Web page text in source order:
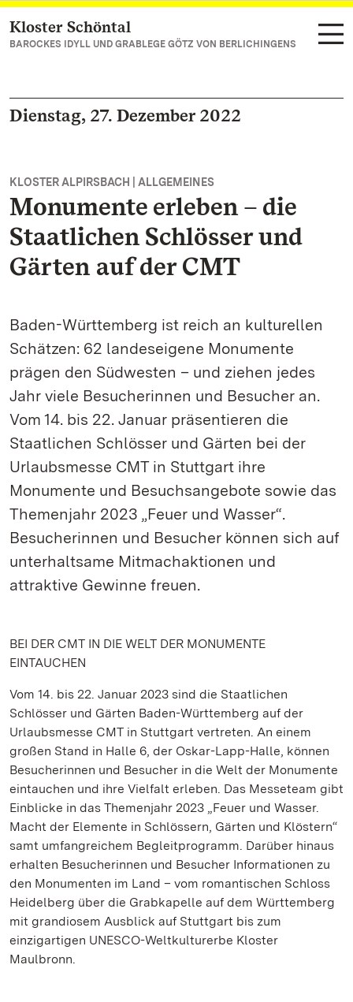
Zum Hauptinhalt springen
Kloster Schöntal
BAROCKES IDYLL UND GRABLEGE GÖTZ VON BERLICHINGENS
Dienstag, 27. Dezember 2022
KLOSTER ALPIRSBACH | ALLGEMEINES
Monumente erleben – die
Staatlichen Schlösser und
Gärten auf der CMT
Baden-Württemberg ist reich an kulturellen
Schätzen: 62 landeseigene Monumente
prägen den Südwesten – und ziehen jedes
Jahr viele Besucherinnen und Besucher an.
Vom 14. bis 22. Januar präsentieren die
Staatlichen Schlösser und Gärten bei der
Urlaubsmesse CMT in Stuttgart ihre
Monumente und Besuchsangebote sowie das
Themenjahr 2023 „Feuer und Wasser“.
Besucherinnen und Besucher können sich auf
unterhaltsame Mitmachaktionen und
attraktive Gewinne freuen.
BEI DER CMT IN DIE WELT DER MONUMENTE
EINTAUCHEN
Vom 14. bis 22. Januar 2023 sind die Staatlichen
Schlösser und Gärten Baden-Württemberg auf der
Urlaubsmesse CMT in Stuttgart vertreten. An einem
großen Stand in Halle 6, der Oskar-Lapp-Halle, können
Besucherinnen und Besucher in die Welt der Monumente
eintauchen und ihre Vielfalt erleben. Das Messeteam gibt
Einblicke in das Themenjahr 2023 „Feuer und Wasser.
Macht der Elemente in Schlössern, Gärten und Klöstern“
samt umfangreichem Begleitprogramm. Darüber hinaus
erhalten Besucherinnen und Besucher Informationen zu
den Monumenten im Land – vom romantischen Schloss
Heidelberg über die Grabkapelle auf dem Württemberg
mit grandiosem Ausblick auf Stuttgart bis zum
einzigartigen UNESCO-Weltkulturerbe Kloster
Maulbronn.